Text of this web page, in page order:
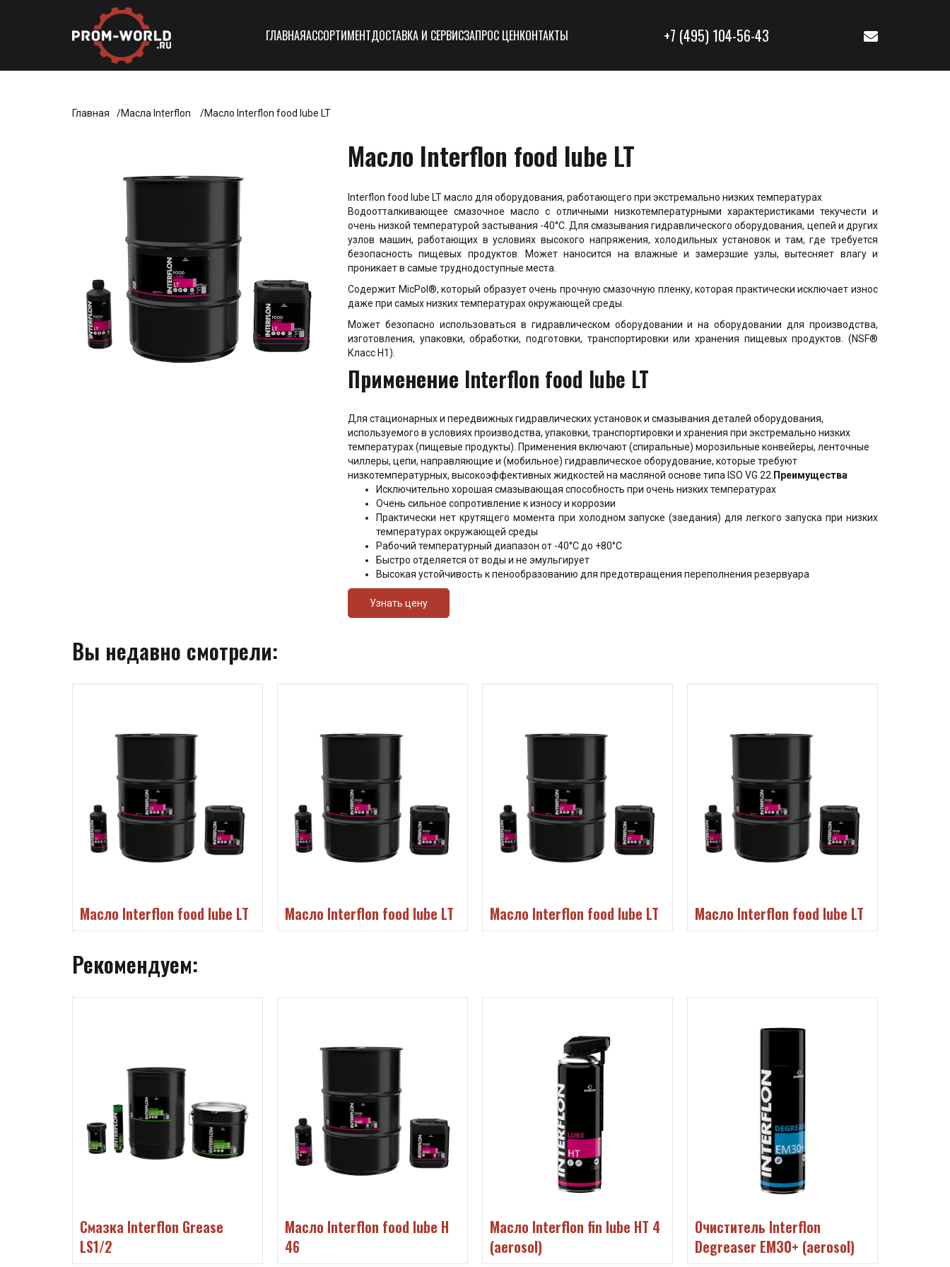
ГЛАВНАЯАССОРТИМЕНТДОСТАВКА И СЕРВИСЗАПРОС ЦЕНКОНТАКТЫ +7 (495) 104-56-43
Главная Масла Interflon Масло Interflon food lube LT
Масло Interflon food lube LT
Interflon food lube LT масло для оборудования, работающего при экстремально низких температурах
Водоотталкивающее смазочное масло с отличными низкотемпературными характеристиками текучести и
очень низкой температурой застывания -40°C. Для смазывания гидравлического оборудования, цепей и других
узлов машин, работающих в условиях высокого напряжения, холодильных установок и там, где требуется
безопасность пищевых продуктов. Может наносится на влажные и замерзшие узлы, вытесняет влагу и
проникает в самые труднодоступные места.
Содержит MicPol®, который образует очень прочную смазочную пленку, которая практически исключает износ
даже при самых низких температурах окружающей среды.
Может безопасно использоваться в гидравлическом оборудовании и на оборудовании для производства,
изготовления, упаковки, обработки, подготовки, транспортировки или хранения пищевых продуктов. (NSF®
Класс H1)
Применение Interflon food lube LT
Для стационарных и передвижных гидравлических установок и смазывания деталей оборудования,
используемого в условиях производства, упаковки, транспортировки и хранения при экстремально низких
температурах (пищевые продукты). Применения включают (спиральные) морозильные конвейеры, ленточные
чиллеры, цепи, направляющие и (мобильное) гидравлическое оборудование, которые требуют
низкотемпературных, высокоэффективных жидкостей на масляной основе типа ISO VG 22 Преимущества
Исключительно хорошая смазывающая способность при очень низких температурах
Очень сильное сопротивление к износу и коррозии
Практически нет крутящего момента при холодном запуске (заедания) для легкого запуска при низких
температурах окружающей среды
Рабочий температурный диапазон от -40°C до +80°C
Быстро отделяется от воды и не эмульгирует
Высокая устойчивость к пенообразованию для предотвращения переполнения резервуара
Узнать цену
Вы недавно смотрели:
Масло Interflon food lube LT Масло Interflon food lube LT Масло Interflon food lube LT Масло Interflon food lube LT
Рекомендуем:
Смазка Interflon Grease
LS1/2
Масло Interflon food lube H
46
Масло Interflon fin lube HT 4
(aerosol)
Очиститель Interflon
Degreaser EM30+ (aerosol)